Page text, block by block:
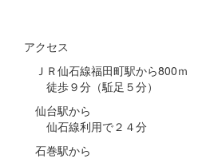
アクセス
ＪＲ仙石線福田町駅から800ｍ
徒歩９分（駈足５分）
仙台駅から
仙石線利用で２４分
石巻駅から